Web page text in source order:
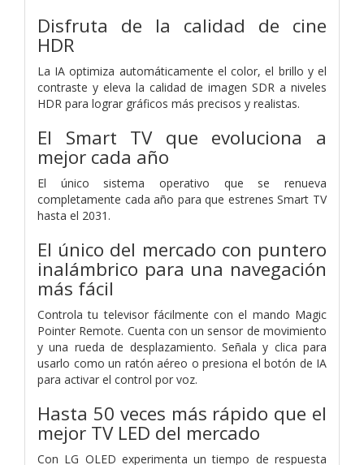
Disfruta de la calidad de cine
HDR
La IA optimiza automáticamente el color, el brillo y el
contraste y eleva la calidad de imagen SDR a niveles
HDR para lograr gráficos más precisos y realistas.
El Smart TV que evoluciona a
mejor cada año
El único sistema operativo que se renueva
completamente cada año para que estrenes Smart TV
hasta el 2031.
El único del mercado con puntero
inalámbrico para una navegación
más fácil
Controla tu televisor fácilmente con el mando Magic
Pointer Remote. Cuenta con un sensor de movimiento
y una rueda de desplazamiento. Señala y clica para
usarlo como un ratón aéreo o presiona el botón de IA
para activar el control por voz.
Hasta 50 veces más rápido que el
mejor TV LED del mercado
Con LG OLED experimenta un tiempo de respuesta